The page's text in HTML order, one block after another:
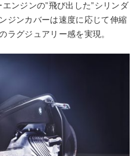
ンジンの”飛び出した”シリンダ
ジンカバーは速度に応じて伸縮
ラグジュアリー感を実現。